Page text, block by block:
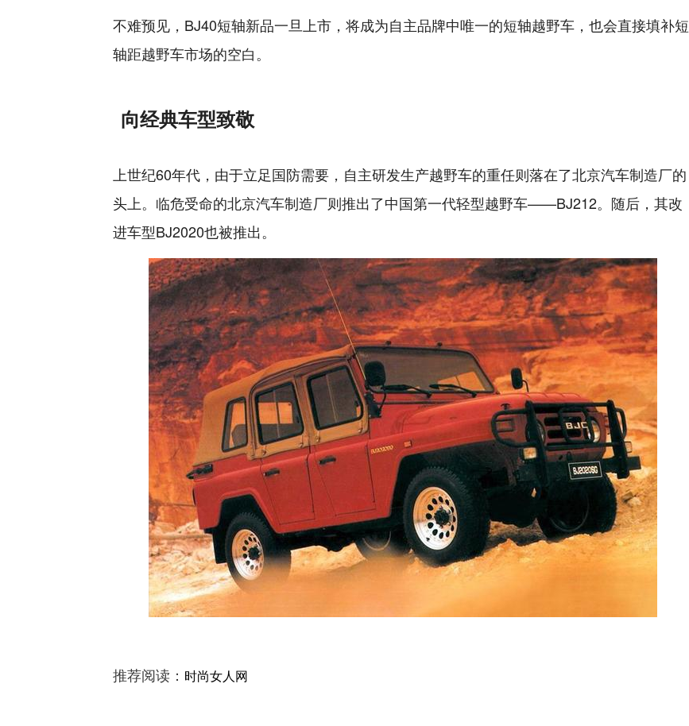
不难预见，BJ40短轴新品一旦上市，将成为自主品牌中唯一的短轴越野车，也会直接填补短
轴距越野车市场的空白。
向经典车型致敬
上世纪60年代，由于立足国防需要，自主研发生产越野车的重任则落在了北京汽车制造厂的
头上。临危受命的北京汽车制造厂则推出了中国第一代轻型越野车——BJ212。随后，其改
进车型BJ2020也被推出。
推荐阅读： 时尚女人网